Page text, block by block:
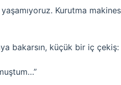
Kurutma
bakarsın, küçük bir iç çekiş: